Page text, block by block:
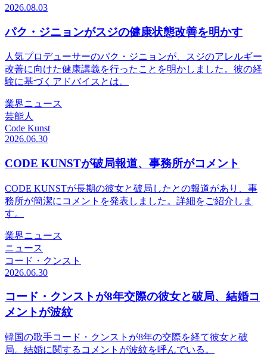
2026.08.03
パク・ジニョンがスジの健康状態改善を明かす
人気プロデューサーのパク・ジニョンが、スジのアレルギー
改善に向けた健康講義を行ったことを明かしました。彼の経
験に基づくアドバイスとは。
業界ニュース
芸能人
Code Kunst
2026.06.30
CODE KUNSTが破局報道、事務所がコメント
CODE KUNSTが長期の彼女と破局したとの報道があり、事
務所が簡潔にコメントを発表しました。詳細をご紹介しま
す。
業界ニュース
ニュース
コード・クンスト
2026.06.30
コード・クンストが8年交際の彼女と破局、結婚コ
メントが波紋
韓国の歌手コード・クンストが8年の交際を経て彼女と破
局。結婚に関するコメントが波紋を呼んでいる。